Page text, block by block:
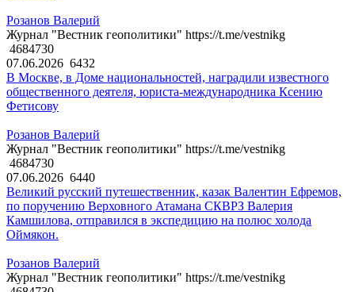
Розанов Валерий
Журнал "Вестник геополитики" https://t.me/vestnikg
4684730
07.06.2026 6432
В Москве, в Доме национальностей, наградили известного
общественного деятеля, юриста-международника Ксению
Фетисову
Розанов Валерий
Журнал "Вестник геополитики" https://t.me/vestnikg
4684730
07.06.2026 6440
Великий русский путешественник, казак Валентин Ефремов,
по поручению Верховного Атамана СКВРЗ Валерия
Камшилова, отправился в экспедицию на полюс холода
Оймякон.
Розанов Валерий
Журнал "Вестник геополитики" https://t.me/vestnikg